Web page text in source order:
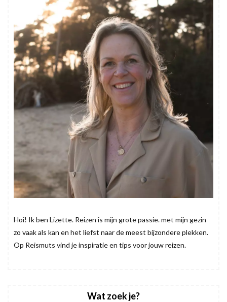
Hoi! Ik ben Lizette. Reizen is mijn grote passie. met mijn gezin
zo vaak als kan en het liefst naar de meest bijzondere plekken.
Op Reismuts vind je inspiratie en tips voor jouw reizen.
Wat zoek je?